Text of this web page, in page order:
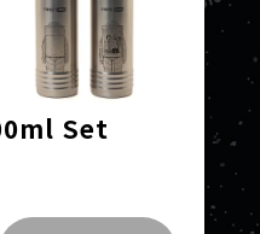
Set